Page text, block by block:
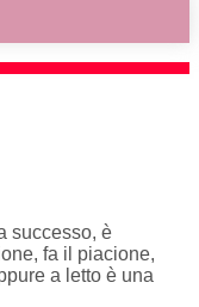
successo, è
fa il piacione,
a letto è una